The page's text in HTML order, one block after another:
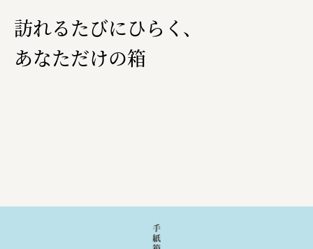
訪れるたびにひらく、
あなただけの箱